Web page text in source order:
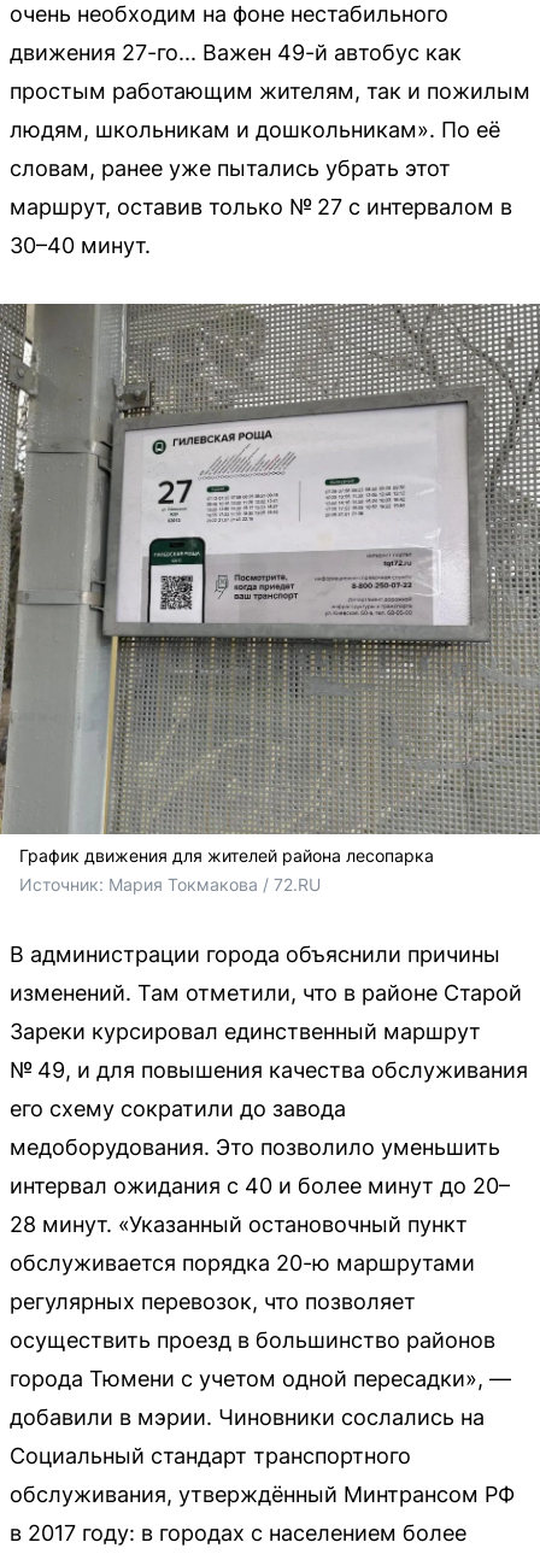
очень необходим на фоне нестабильного
движения 27-го... Важен 49-й автобус как
простым работающим жителям, так и пожилым
людям, школьникам и дошкольникам». По её
словам, ранее уже пытались убрать этот
маршрут, оставив только № 27 с интервалом в
30–40 минут.
График движения для жителей района лесопарка
Источник: Мария Токмакова / 72.RU
В администрации города объяснили причины
изменений. Там отметили, что в районе Старой
Зареки курсировал единственный маршрут
№ 49, и для повышения качества обслуживания
его схему сократили до завода
медоборудования. Это позволило уменьшить
интервал ожидания с 40 и более минут до 20–
28 минут. «Указанный остановочный пункт
обслуживается порядка 20-ю маршрутами
регулярных перевозок, что позволяет
осуществить проезд в большинство районов
города Тюмени с учетом одной пересадки», —
добавили в мэрии. Чиновники сослались на
Социальный стандарт транспортного
обслуживания, утверждённый Минтрансом РФ
в 2017 году: в городах с населением более